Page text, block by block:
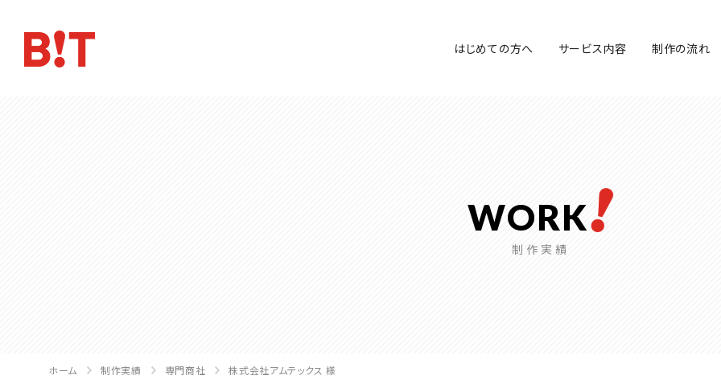
はじめての方へ サービス内容 制作の流れ
WORK
制作実績
ホーム 制作実績 専門商社 株式会社アムテックス 様